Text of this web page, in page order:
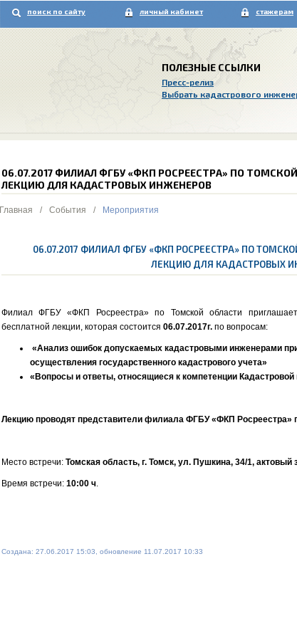
поиск по сайту личный кабинет стажерам
ПОЛЕЗНЫЕ ССЫЛКИ
Пресс-релиз
Выбрать кадастрового
06.07.2017 ФИЛИАЛ ФГБУ «ФКП РОСРЕЕСТРА» ПО
ЛЕКЦИЮ ДЛЯ КАДАСТРОВЫХ ИНЖЕНЕРОВ
Главная / События / Мероприятия
06.07.2017 ФИЛИАЛ ФГБУ «ФКП РОСРЕЕСТРА» ПО
ЛЕКЦИЮ ДЛЯ КАДАСТРОВЫХ
Филиал ФГБУ «ФКП Росреестра» по Томской области
бесплатной лекции, которая состоится 06.07.2017г.по вопросам:
«Анализ ошибок допускаемых кадастровыми инженерами
осуществления государственного кадастрового учета»
«Вопросы и ответы, относящиеся к компетенции
Лекцию проводят представители филиала ФГБУ «ФКП Росреестра»
Место встречи: Томская область, г. Томск, ул. Пушкина, 34/1, актовый
Время встречи: 10:00 ч.
Создана: 27.06.2017 15:03, обновление 11.07.2017 10:33